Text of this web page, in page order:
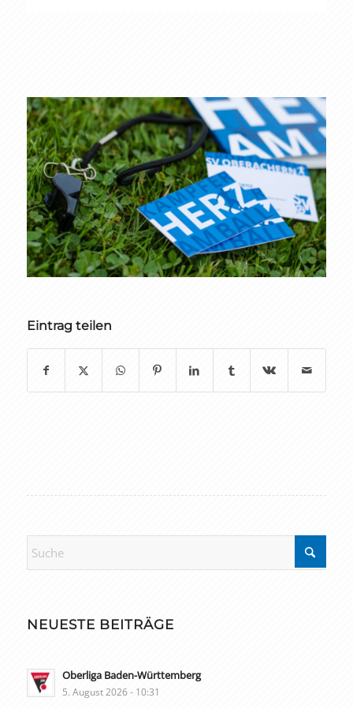
Eintrag teilen
NEUESTE BEITRÄGE
Oberliga Baden-Württemberg
5. August 2026 - 10:31